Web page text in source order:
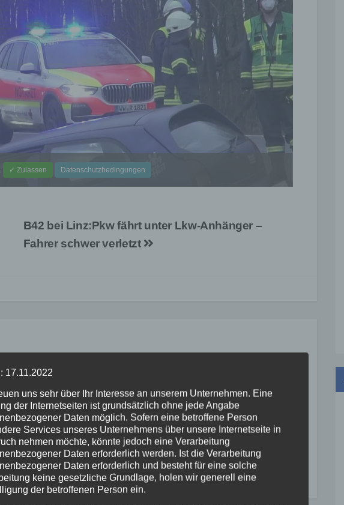
✓ Zulassen Datenschutzbedingungen
B42 bei Linz:Pkw fährt unter Lkw-Anhänger –
Fahrer schwer verletzt
NEUWIED
Jahre
System:
50 Einsätze in
Asbach
2026
ALTENKIRCHEN FEUERWEHR
POLIZEI RETTUNGSDIENST
Rauchentwicklung
hinter
leerstehendem
Gebäude sorgt für
2. AUG. 2026
17.11.2022
uns sehr über Ihr Interesse an unserem Unternehmen. Eine
der Internetseiten ist grundsätzlich ohne jede Angabe
Daten möglich. Sofern eine betroffene Person
Services unseres Unternehmens über unsere Internetseite in
nehmen möchte, könnte jedoch eine Verarbeitung
Daten erforderlich werden. Ist die Verarbeitung
Daten erforderlich und besteht für eine solche
keine gesetzliche Grundlage, holen wir generell eine
der betroffenen Person ein.